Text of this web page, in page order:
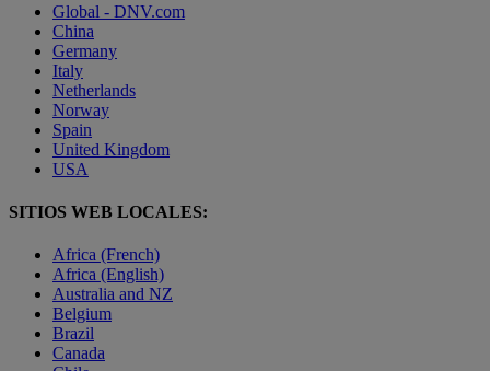
Global - DNV.com
China
Germany
Italy
Netherlands
Norway
Spain
United Kingdom
USA
SITIOS WEB LOCALES:
Africa (French)
Africa (English)
Australia and NZ
Belgium
Brazil
Canada